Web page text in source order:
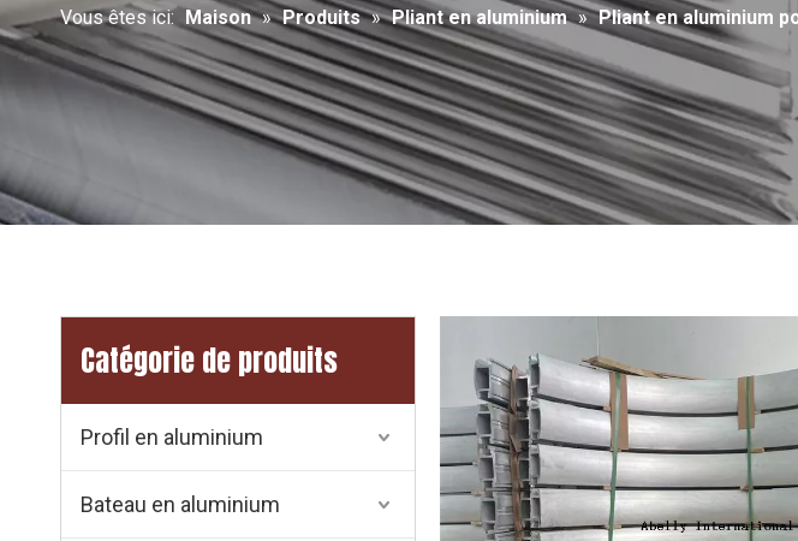
Vous êtes ici: Maison » Produits » Pliant en aluminium » Pliant en aluminium
Catégorie de produits
Profil en aluminium
Bateau en aluminium